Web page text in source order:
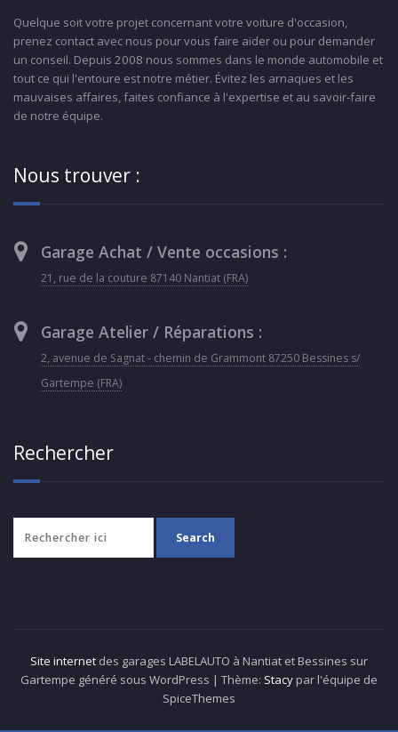
Quelque soit votre projet concernant votre voiture d'occasion,
prenez contact avec nous pour vous faire aider ou pour demander
un conseil. Depuis 2008 nous sommes dans le monde automobile et
tout ce qui l'entoure est notre métier. Évitez les arnaques et les
mauvaises affaires, faites confiance à l'expertise et au savoir-faire
de notre équipe.
Nous trouver :
Garage Achat / Vente occasions :
21, rue de la couture 87140 Nantiat (FRA)
Garage Atelier / Réparations :
2, avenue de Sagnat - chemin de Grammont 87250 Bessines s/
Gartempe (FRA)
Rechercher
Site internet des garages LABELAUTO à Nantiat et Bessines sur
Gartempe généré sous WordPress | Thème: Stacy par l'équipe de
SpiceThemes